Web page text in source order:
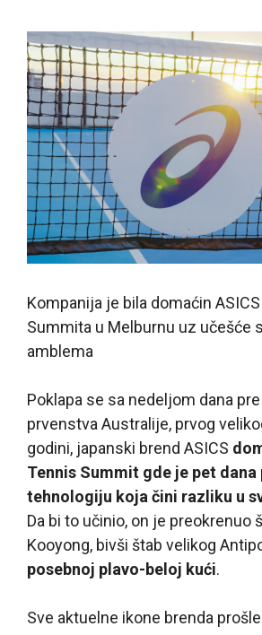
Kompanija je bila domaćin
Summita u Melburnu uz učešće
amblema
Poklapa se sa nedeljom dana
prvenstva Australije, prvog
godini, japanski brend ASICS
Tennis Summit gde je pet
tehnologiju koja čini razliku u
Da bi to učinio, on je preokrenuo
Kooyong, bivši štab velikog
posebnoj plavo-beloj kući.
Sve aktuelne ikone brenda